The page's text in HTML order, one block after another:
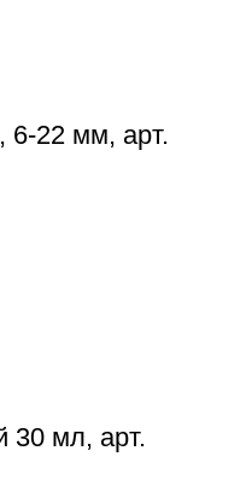
6-22 мм, арт.
30 мл, арт.